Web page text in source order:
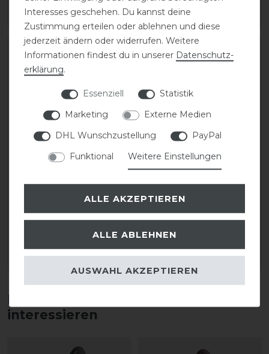
ARTIKEL MERKEN ARTIKEL MERKEN
Schuhcreme 75 ml
9,90 € *
| 132,00 € / Liter
CAVALLO Care Creme
Schuhcreme 75 ml
9,90 € *
0.075 Liter
Diese Produkte könnten dich auch
interessieren
Interesses geschehen. Du kannst deine
Zustimmung erteilen oder ablehnen und diese
jederzeit ändern oder widerrufen. Weitere
Informationen findest du in unserer Daten­schutz­
erklärung.
Essenziell
Statistik
Marketing
Externe Medien
DHL Wunschzustellung
PayPal
Funktional
Weitere Einstellungen
ALLE AKZEPTIEREN
ALLE ABLEHNEN
AUSWAHL AKZEPTIEREN